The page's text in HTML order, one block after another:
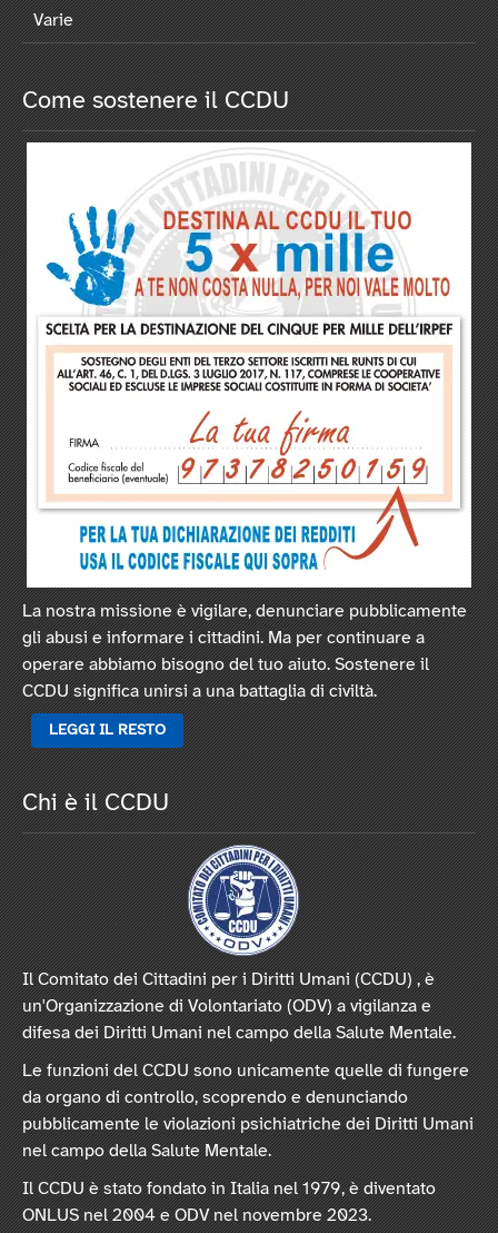
Varie
Come sostenere il CCDU
La nostra missione è vigilare, denunciare pubblicamente
gli abusi e informare i cittadini. Ma per continuare a
operare abbiamo bisogno del tuo aiuto. Sostenere il
CCDU significa unirsi a una battaglia di civiltà.
LEGGI IL RESTO
Chi è il CCDU
Il Comitato dei Cittadini per i Diritti Umani (CCDU) , è
un'Organizzazione di Volontariato (ODV) a vigilanza e
difesa dei Diritti Umani nel campo della Salute Mentale.
Le funzioni del CCDU sono unicamente quelle di fungere
da organo di controllo, scoprendo e denunciando
pubblicamente le violazioni psichiatriche dei Diritti Umani
nel campo della Salute Mentale.
Il CCDU è stato fondato in Italia nel 1979, è diventato
ONLUS nel 2004 e ODV nel novembre 2023.